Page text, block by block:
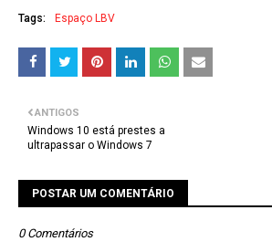
Tags: Espaço LBV
ANTIGOS
Windows 10 está prestes a
ultrapassar o Windows 7
POSTAR UM COMENTÁRIO
0 Comentários